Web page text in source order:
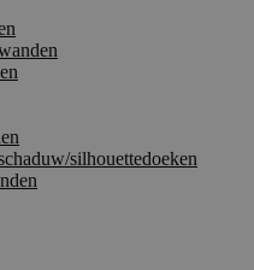
silhouettedoeken